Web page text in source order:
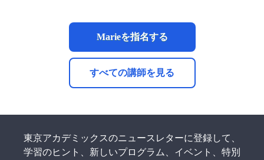
Marieを指名する
すべての講師を見る
東京アカデミックスのニュースレターに登録して、
学習のヒント、新しいプログラム、イベント、特別